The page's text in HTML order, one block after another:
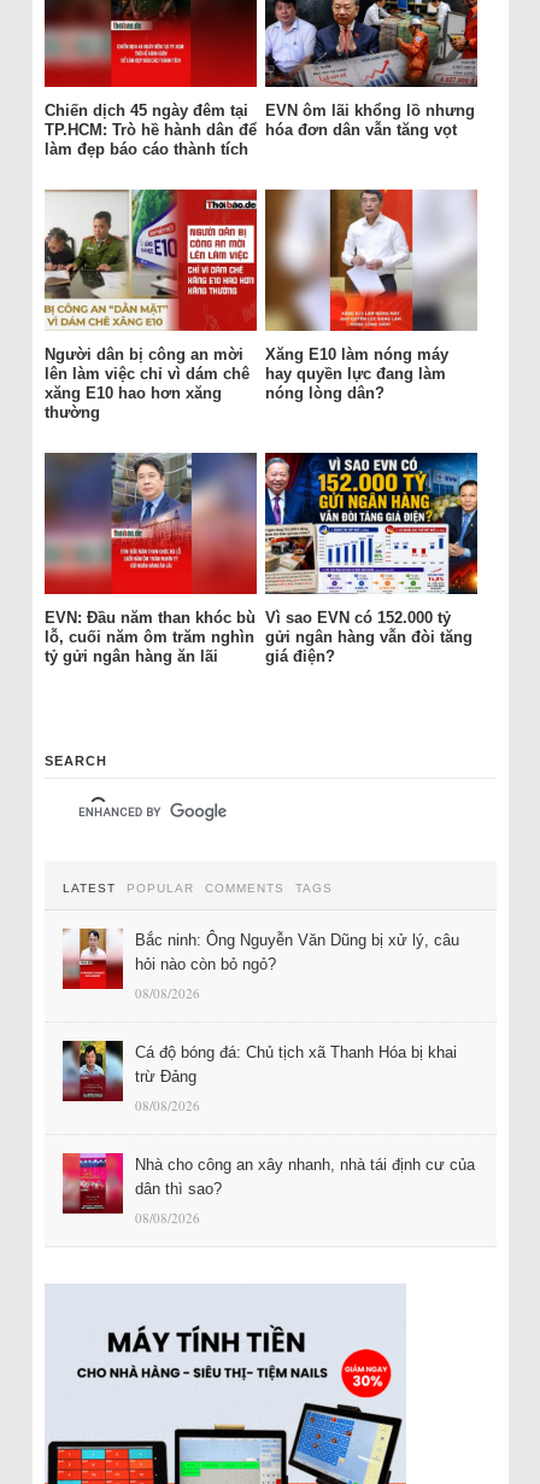
Chiến dịch 45 ngày đêm tại
TP.HCM: Trò hề hành dân để
làm đẹp báo cáo thành tích
EVN ôm lãi khổng lồ nhưng
hóa đơn dân vẫn tăng vọt
Người dân bị công an mời
lên làm việc chỉ vì dám chê
xăng E10 hao hơn xăng
thường
Xăng E10 làm nóng máy
hay quyền lực đang làm
nóng lòng dân?
EVN: Đầu năm than khóc bù
lỗ, cuối năm ôm trăm nghìn
tỷ gửi ngân hàng ăn lãi
Vì sao EVN có 152.000 tỷ
gửi ngân hàng vẫn đòi tăng
giá điện?
SEARCH
LATEST POPULAR COMMENTS TAGS
Bắc ninh: Ông Nguyễn Văn Dũng bị xử lý, câu
hỏi nào còn bỏ ngỏ?
08/08/2026
Cá độ bóng đá: Chủ tịch xã Thanh Hóa bị khai
trừ Đảng
08/08/2026
Nhà cho công an xây nhanh, nhà tái định cư của
dân thì sao?
08/08/2026